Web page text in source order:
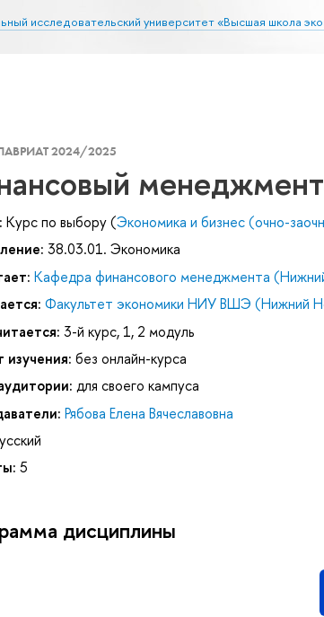
исследовательский университет «Высшая школа
2024/2025
менеджмент
Курс по выбору (Экономика и бизнес (очно-
38.03.01. Экономика
Кафедра финансового менеджмента
Факультет экономики НИУ ВШЭ (Нижний
3-й курс, 1, 2 модуль
без онлайн-курса
для своего кампуса
Рябова Елена Вячеславовна
5
дисциплины